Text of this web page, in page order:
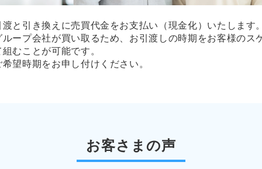
渡と引き換えに売買代金をお支払い（現金化）いたします
ループ会社が買い取るため、お引渡しの時期をお客様のス
むことが可能です。
望時期をお申し付けください。
お客さまの声